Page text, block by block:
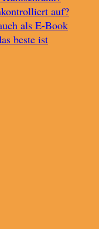
auf?
als E-Book
beste ist